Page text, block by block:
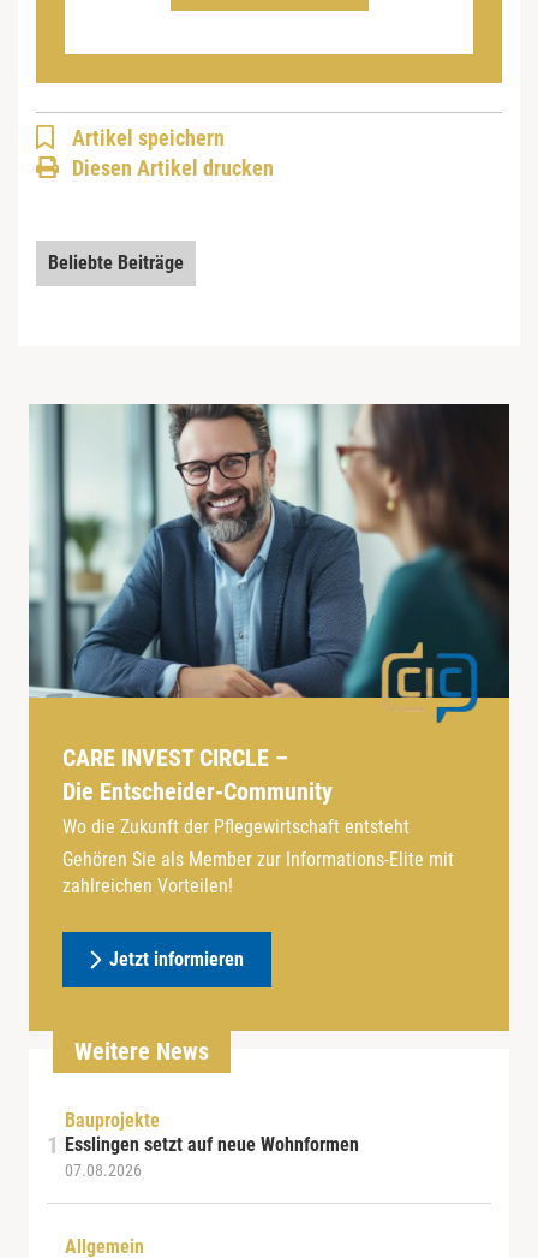
Artikel speichern
Diesen Artikel drucken
Beliebte Beiträge
CARE INVEST CIRCLE –
Die Entscheider-Community
Wo die Zukunft der Pflegewirtschaft entsteht
Gehören Sie als Member zur Informations-Elite mit
zahlreichen Vorteilen!
Jetzt informieren
Weitere News
Bauprojekte
Esslingen setzt auf neue Wohnformen
07.08.2026
Allgemein